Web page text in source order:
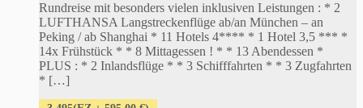
Rundreise mit besonders vielen inklusiven Leistungen : * 2
LUFTHANSA Langstreckenflüge ab/an München – an
Peking / ab Shanghai * 11 Hotels 4**** * 1 Hotel 3,5 *** *
14x Frühstück * * 8 Mittagessen ! * * 13 Abendessen *
PLUS : * 2 Inlandsflüge * * 3 Schifffahrten * * 3 Zugfahrten
* […]